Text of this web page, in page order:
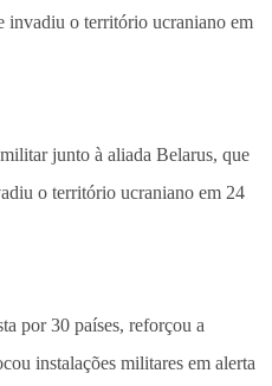
junto à aliada Belarus, que
o território ucraniano em 24